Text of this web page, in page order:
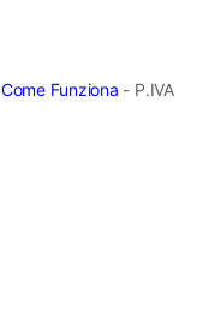
Come Funziona - P.IVA